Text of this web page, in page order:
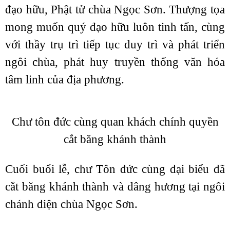
đạo hữu, Phật tử chùa Ngọc Sơn. Thượng tọa
mong muốn quý đạo hữu luôn tinh tấn, cùng
với thầy trụ trì tiếp tục duy trì và phát triển
ngôi chùa, phát huy truyền thống văn hóa
tâm linh của địa phương.
Chư tôn đức cùng quan khách chính quyền
cắt băng khánh thành
Cuối buổi lễ, chư Tôn đức cùng đại biểu đã
cắt băng khánh thành và dâng hương tại ngôi
chánh điện chùa Ngọc Sơn.